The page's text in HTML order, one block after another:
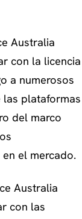
Australia
con la licencia
a numerosos
las plataformas
del marco
el mercado.
Australia
con las